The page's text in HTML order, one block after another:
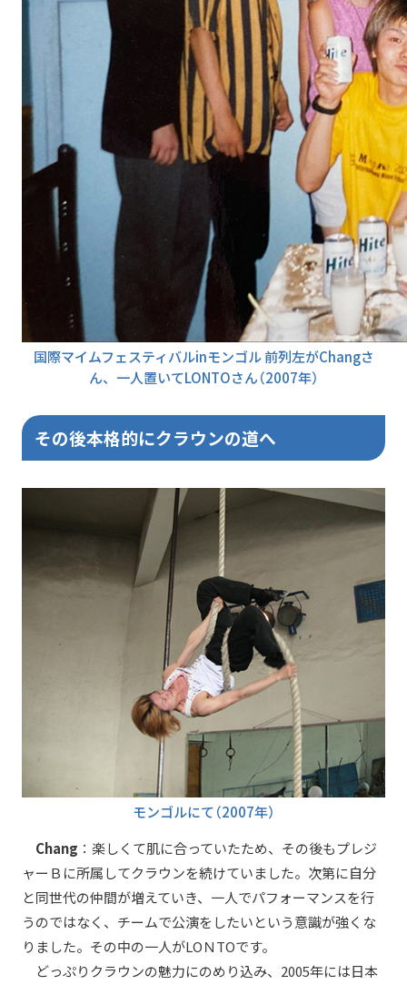
国際マイムフェスティバルinモンゴル前列左がChangさ
ん、一人置いてLONTOさん（2007年）
その後本格的にクラウンの道へ
モンゴルにて（2007年）
Chang ：楽しくて肌に合っていたため、その後もプレジ
ャーＢに所属してクラウンを続けていました。次第に自分
と同世代の仲間が増えていき、一人でパフォーマンスを行
うのではなく、チームで公演をしたいという意識が強くな
りました。その中の一人がLOＮTOです。
どっぷりクラウンの魅力にのめり込み、2005年には日本